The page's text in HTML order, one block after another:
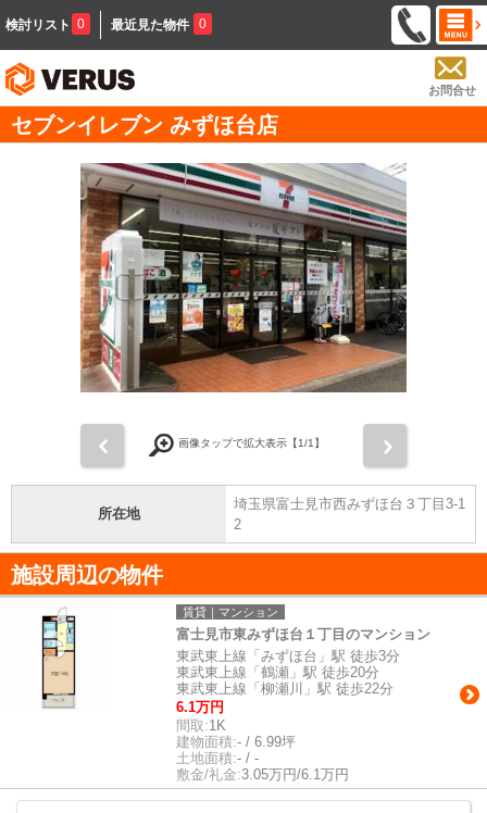
検討リスト 0 最近見た物件 0
お問合せ
セブンイレブン みずほ台店
画像タップで拡大表示【1/1】
所在地
埼玉県富士見市西みずほ台３丁目3-1
2
施設周辺の物件
賃貸｜マンション
富士見市東みずほ台１丁目のマンション
東武東上線「みずほ台」駅 徒歩3分
東武東上線「鶴瀬」駅 徒歩20分
東武東上線「柳瀬川」駅 徒歩22分
6.1万円
間取:1K
建物面積:- / 6.99坪
土地面積:- / -
敷金/礼金:3.05万円/6.1万円